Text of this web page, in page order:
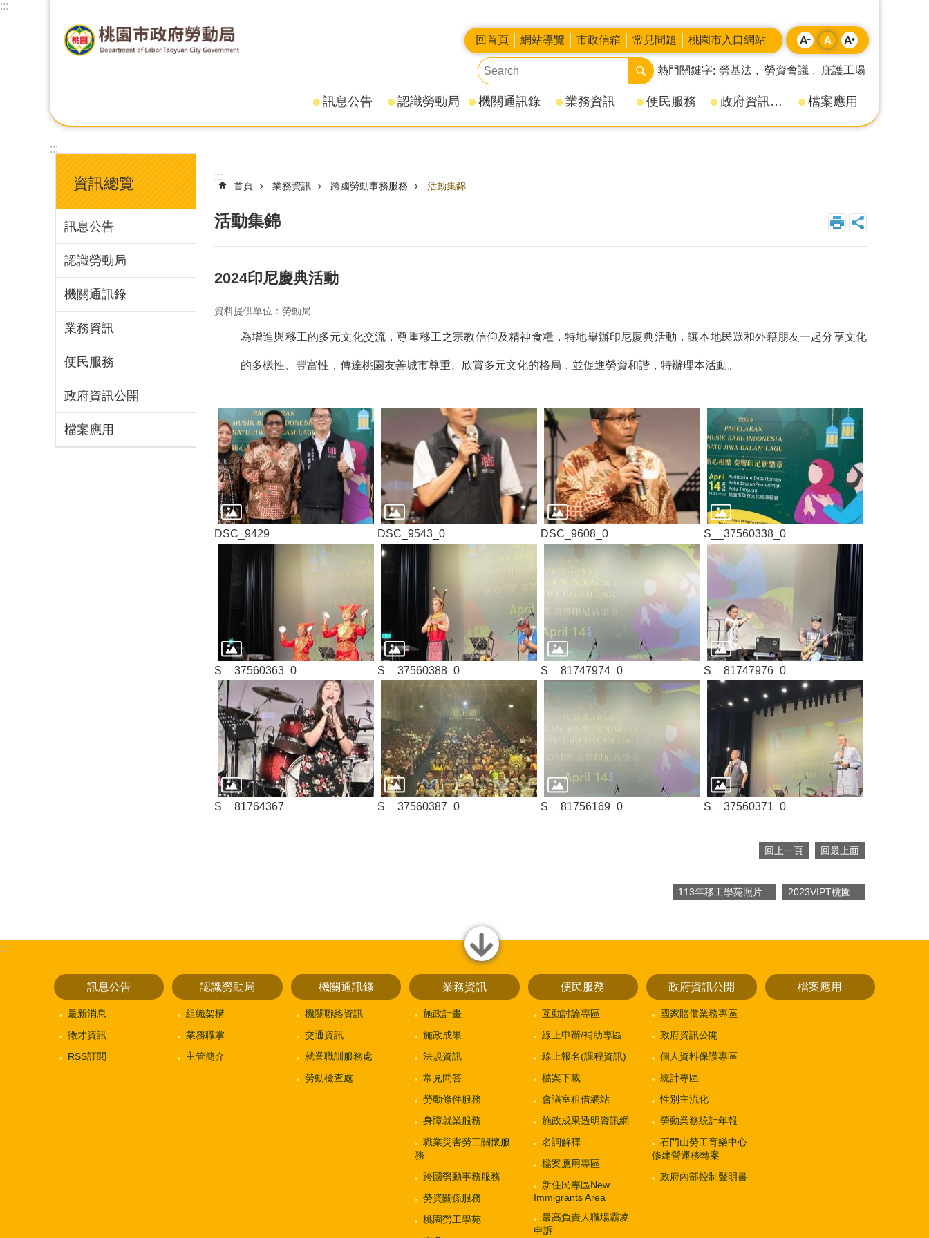
:::
回首頁 網站導覽 市政信箱 常見問題 桃園市入口網站
熱門關鍵字 勞基法 勞資會議 庇護工場
訊息公告 認識勞動局 機關通訊錄 業務資訊 便民服務 政府資訊公開 檔案應用
:::
資訊總覽
訊息公告
認識勞動局
機關通訊錄
業務資訊
便民服務
政府資訊公開
檔案應用
:::
首頁 業務資訊 跨國勞動事務服務 活動集錦
活動集錦
2024印尼慶典活動
資料提供單位：勞動局
為增進與移工的多元文化交流，尊重移工之宗教信仰及精神食糧，特地舉辦印尼慶典活動，讓本地民眾和外籍朋友一起分享文化
的多樣性、豐富性，傳達桃園友善城市尊重、欣賞多元文化的格局，並促進勞資和諧，特辦理本活動。
DSC_9429 DSC_9543_0 DSC_9608_0 S__37560338_0
S__37560363_0 S__37560388_0 S__81747974_0 S__81747976_0
S__81764367 S__37560387_0 S__81756169_0 S__37560371_0
回上一頁 回最上面
113年移工學苑照片... 2023VIPT桃園...
close
:::
訊息公告
最新消息
徵才資訊
RSS訂閱
認識勞動局
組織架構
業務職掌
主管簡介
機關通訊錄
機關聯絡資訊
交通資訊
就業職訓服務處
勞動檢查處
業務資訊
施政計畫
施政成果
法規資訊
常見問答
勞動條件服務
身障就業服務
職業災害勞工關懷服
務
跨國勞動事務服務
勞資關係服務
桃園勞工學苑
便民服務
互動討論專區
線上申辦/補助專區
線上報名(課程資訊)
檔案下載
會議室租借網站
施政成果透明資訊網
名詞解釋
檔案應用專區
新住民專區New
Immigrants Area
最高負責人職場霸凌
申訴
政府資訊公開
國家賠償業務專區
政府資訊公開
個人資料保護專區
統計專區
性別主流化
勞動業務統計年報
石門山勞工育樂中心
修建營運移轉案
政府內部控制聲明書
檔案應用